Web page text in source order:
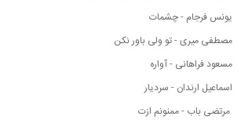
یونس فرجام - چشمات
مصطفی میری - تو ولی باور نکن
مسعود فراهانی - آواره
اسماعیل ارندان - سردیار
مرتضی باب - ممنونم ازت